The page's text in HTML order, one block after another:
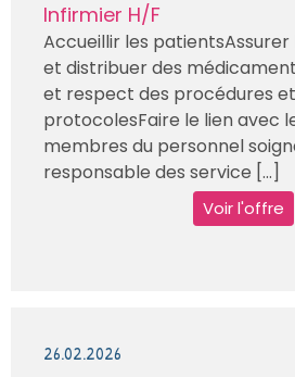
Infirmier H/F
Accueillir les
et distribuer des
et respect des procédures
protocolesFaire le lien avec
membres du personnel
responsable des service [...]
Voir l'offre
26.02.2026